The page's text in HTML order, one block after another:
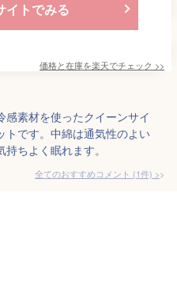
イトでみる
価格と在庫を楽天でチェック >>
素材を使ったクイーンサイ
トです。中綿は通気性のよい
ちよく眠れます。
全てのおすすめコメント (1件) >